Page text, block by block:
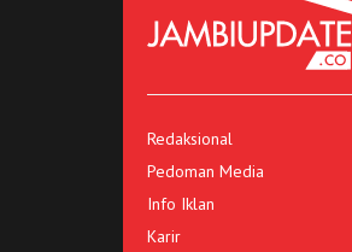
Redaksional
Pedoman Media
Info Iklan
Karir